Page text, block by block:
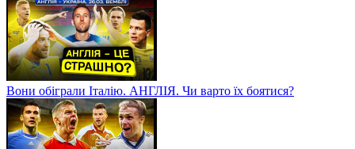
Вони обіграли Італію. АНГЛІЯ. Чи варто їх боятися?